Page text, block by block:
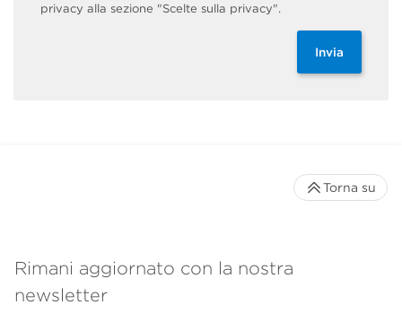
privacy alla sezione "Scelte sulla privacy".
Invia
Rimani aggiornato con la nostra
newsletter
Torna su